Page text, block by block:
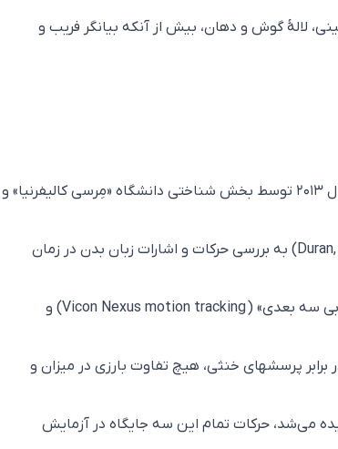
لالهٔ گوش و دهان، بیش از آنکه بیانگر فریب و
شاید برایتان جالب باشد که بدانید در پژوهشی دیگر، که در سال ۲۰۱۳ توسط بخش شناختی دانشگاه «مِرسی کالیفرنیا» و
) به بررسی حرکات و اشارات زبان بدن در زمان
سه بعدی» (Vicon Nexus motion tracking) و
پرسشهای خنثی، هیچ تفاوت بارزی در میزان و
می‌شد، حرکات تمام این سه جایگاه در آزمایش